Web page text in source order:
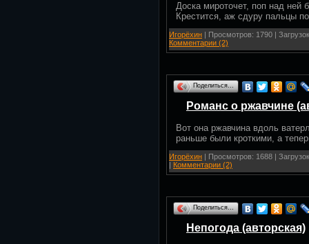
Доска мироточет, поп над ней
Крестится, аж сдуру пальцы
Игорёхин | Просмотров: 1790 |
Комментарии (2)
Поделиться…
Романс о ржавчине
Вот она ржавчина вдоль
раньше были кроткими, а
Игорёхин | Просмотров: 1688 |
| Комментарии (2)
Поделиться…
Непогода (авторская)